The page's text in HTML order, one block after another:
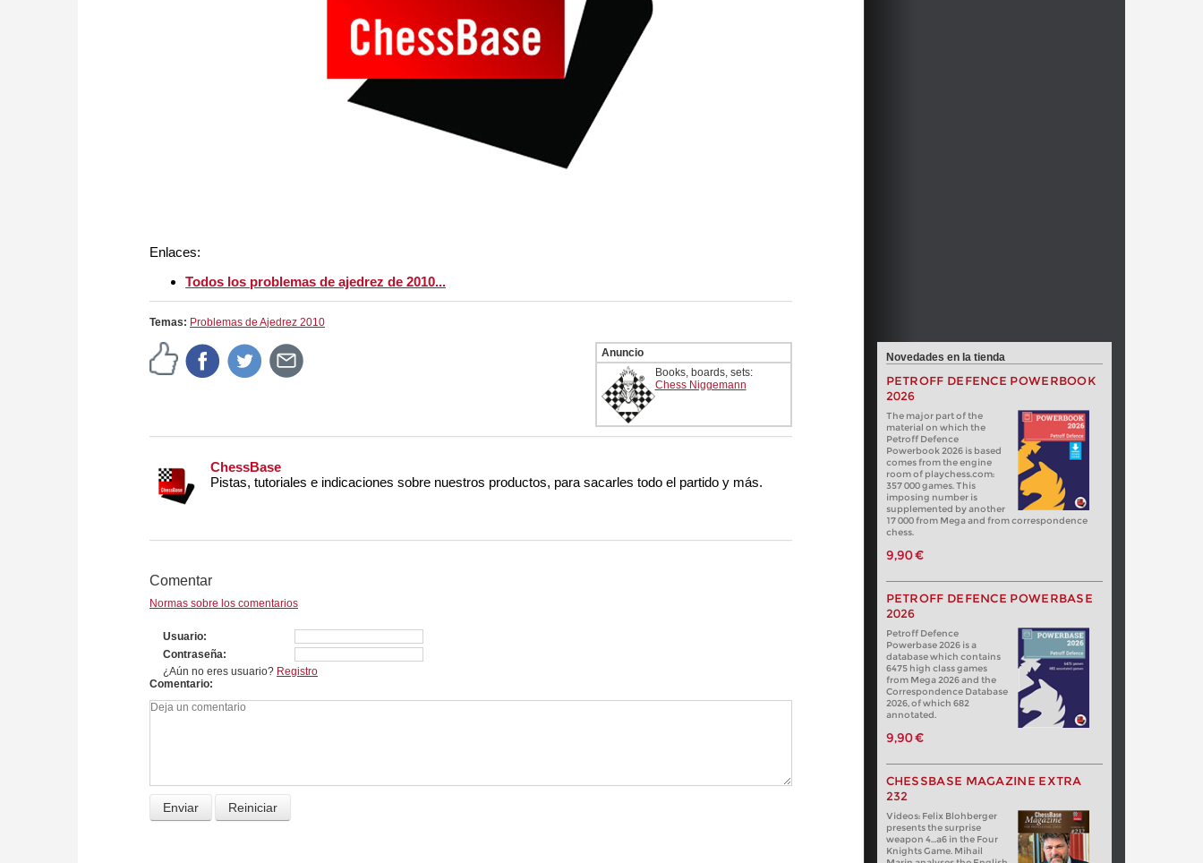
Enlaces:
Todos los problemas de ajedrez de 2010...
Temas: Problemas de Ajedrez 2010
Anuncio
Books, boards, sets:
Chess Niggemann
ChessBase
Pistas, tutoriales e indicaciones sobre nuestros productos, para sacarles todo el partido y más.
Comentar
Normas sobre los comentarios
Usuario
Contraseña
¿Aún no eres usuario? Registro
Comentario
Novedades en la tienda
PETROFF DEFENCE POWERBOOK
2026
The major part of the
material on which the
Petroff Defence
Powerbook 2026 is based
comes from the engine
room of playchess.com:
357 000 games. This
imposing number is
supplemented by another
17 000 from Mega and from correspondence
chess.
9,90 €
PETROFF DEFENCE POWERBASE
2026
Petroff Defence
Powerbase 2026 is a
database which contains
6475 high class games
from Mega 2026 and the
Correspondence Database
2026, of which 682
annotated.
9,90 €
CHESSBASE MAGAZINE EXTRA
232
Videos: Felix Blohberger
presents the surprise
weapon 4…a6 in the Four
Knights Game. Mihail